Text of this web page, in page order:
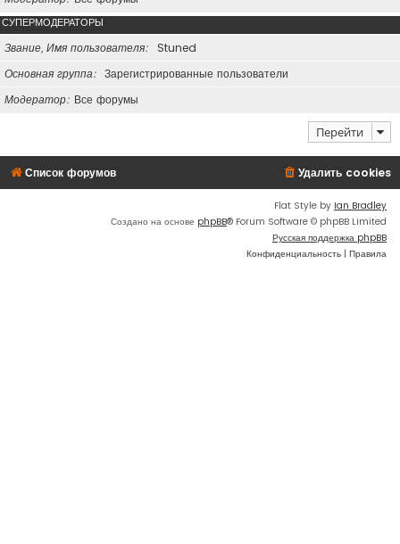
СУПЕРМОДЕРАТОРЫ
Звание, Имя пользователя
Stuned
Основная группа
Зарегистрированные пользователи
Модератор Все форумы
Перейти
Список форумов Удалить cookies
Flat Style by Ian Bradley
Создано на основе phpBB® Forum Software © phpBB Limited
Русская поддержка phpBB
Конфиденциальность | Правила